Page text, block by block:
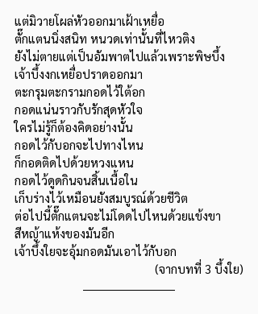
แต่มิวายโผล่หัวออกมาเฝ้าเหยื่อ
ตั๊กแตนนิ่งสนิท หนวดเท่านั้นที่ไหวติง
ยังไม่ตายแต่เป็นอัมพาตไปแล้วเพราะพิษบึ้ง
เจ้าบึ้งงกเหยื่อปราดออกมา
ตะกรุมตะกรามกอดไว้ใต้อก
กอดแน่นราวกับรักสุดหัวใจ
ใครไม่รู้ก็ต้องคิดอย่างนั้น
กอดไว้กับอกจะไปทางไหน
ก็กอดติดไปด้วยหวงแหน
กอดไว้ดูดกินจนสิ้นเนื้อใน
เก็บร่างไว้เหมือนยังสมบูรณ์ด้วยชีวิต
ต่อไปนี้ตั๊กแตนจะไม่โดดไปไหนด้วยแข้งขา
สีหญ้าแห้งของมันอีก
เจ้าบึ้งใยจะอุ้มกอดมันเอาไว้กับอก
(จากบทที่ 3 บึ้งใย)